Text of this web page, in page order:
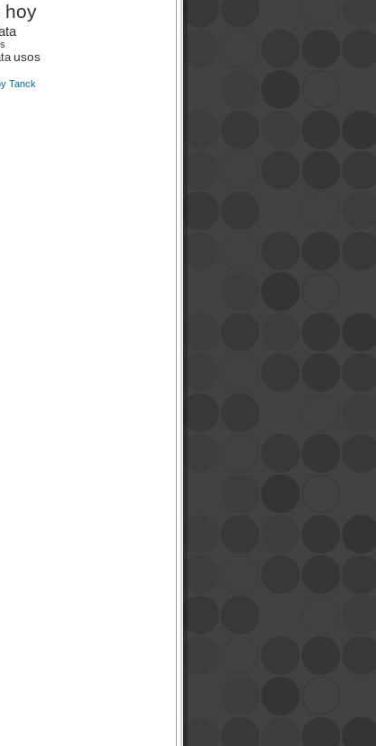
hoy
usos
Tanck